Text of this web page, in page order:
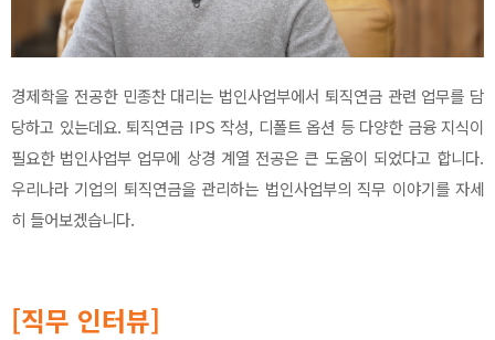
경제학을 전공한 민종찬 대리는 법인사업부에서 퇴직연금 관련 업무를 담
당하고 있는데요. 퇴직연금 IPS 작성, 디폴트 옵션 등 다양한 금융 지식이
필요한 법인사업부 업무에 상경 계열 전공은 큰 도움이 되었다고 합니다.
우리나라 기업의 퇴직연금을 관리하는 법인사업부의 직무 이야기를 자세
히 들어보겠습니다.
[직무 인터뷰]